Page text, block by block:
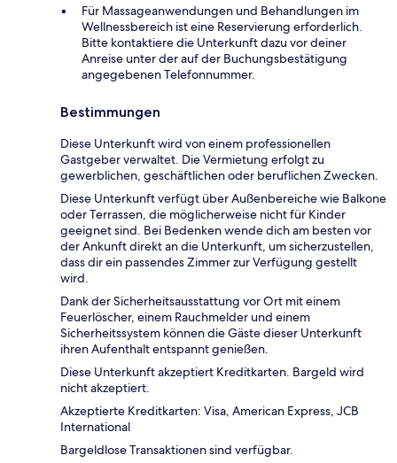
Für Massageanwendungen und Behandlungen im
Wellnessbereich ist eine Reservierung erforderlich.
Bitte kontaktiere die Unterkunft dazu vor deiner
Anreise unter der auf der Buchungsbestätigung
angegebenen Telefonnummer.
Bestimmungen
Diese Unterkunft wird von einem professionellen
Gastgeber verwaltet. Die Vermietung erfolgt zu
gewerblichen, geschäftlichen oder beruflichen Zwecken.
Diese Unterkunft verfügt über Außenbereiche wie Balkone
oder Terrassen, die möglicherweise nicht für Kinder
geeignet sind. Bei Bedenken wende dich am besten vor
der Ankunft direkt an die Unterkunft, um sicherzustellen,
dass dir ein passendes Zimmer zur Verfügung gestellt
wird.
Dank der Sicherheitsausstattung vor Ort mit einem
Feuerlöscher, einem Rauchmelder und einem
Sicherheitssystem können die Gäste dieser Unterkunft
ihren Aufenthalt entspannt genießen.
Diese Unterkunft akzeptiert Kreditkarten. Bargeld wird
nicht akzeptiert.
Akzeptierte Kreditkarten: Visa, American Express, JCB
International
Bargeldlose Transaktionen sind verfügbar.